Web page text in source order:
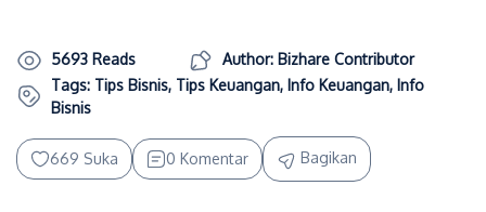
5693 Reads
Author: Bizhare Contributor
Tags: Tips Bisnis, Tips Keuangan, Info Keuangan, Info
Bisnis
669 Suka 0 Komentar Bagikan